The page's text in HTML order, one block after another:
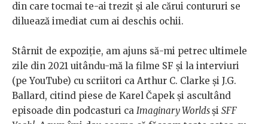
din care tocmai te-ai trezit și ale cărui contururi se
diluează imediat cum ai deschis ochii.
Stârnit de expoziție, am ajuns să-mi petrec ultimele
zile din 2021 uitându-mă la filme SF și la interviuri
(pe YouTube) cu scriitori ca Arthur C. Clarke și J.G.
Ballard, citind piese de Karel Čapek și ascultând
episoade din podcasturi ca Imaginary Worldsși SFF